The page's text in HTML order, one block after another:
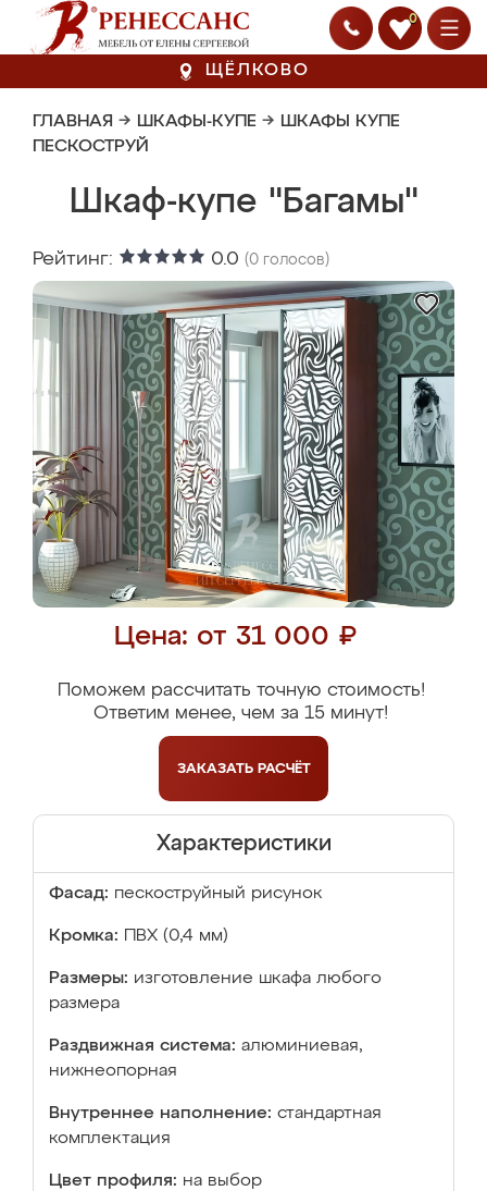
0
ЩЁЛКОВО
ГЛАВНАЯ → ШКАФЫ-КУПЕ → ШКАФЫ КУПЕ
ПЕСКОСТРУЙ
Шкаф-купе "Багамы"
Рейтинг: 0.0 (0 голосов)
Цена: от 31 000 ₽
Поможем рассчитать точную стоимость!
Ответим менее, чем за 15 минут!
ЗАКАЗАТЬ РАСЧЁТ
Характеристики
Фасад: пескоструйный рисунок
Кромка: ПВХ (0,4 мм)
Размеры: изготовление шкафа любого
размера
Раздвижная система: алюминиевая,
нижнеопорная
Внутреннее наполнение: стандартная
комплектация
Цвет профиля: на выбор